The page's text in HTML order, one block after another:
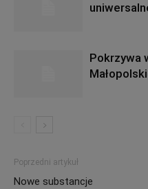
Pokrzywa
Poprzedni artykuł
Nowe substancje